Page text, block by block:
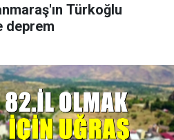
Türkoğlu
deprem